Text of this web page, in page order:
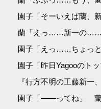
園子「そーいえば蘭、
蘭「えっ……新一の……
園子「えっ……ちょっと
園子「昨日Yagooのト
『行方不明の工藤新一
園子「――ってね」